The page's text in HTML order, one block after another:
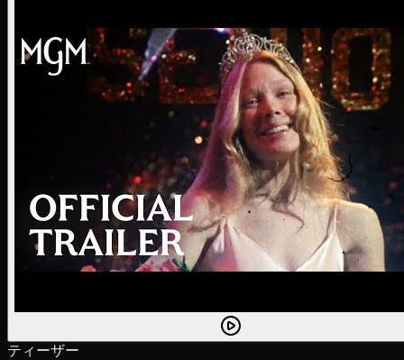
ティーザー